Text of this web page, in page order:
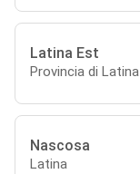
Latina Est
Provincia di Latina
Nascosa
Latina